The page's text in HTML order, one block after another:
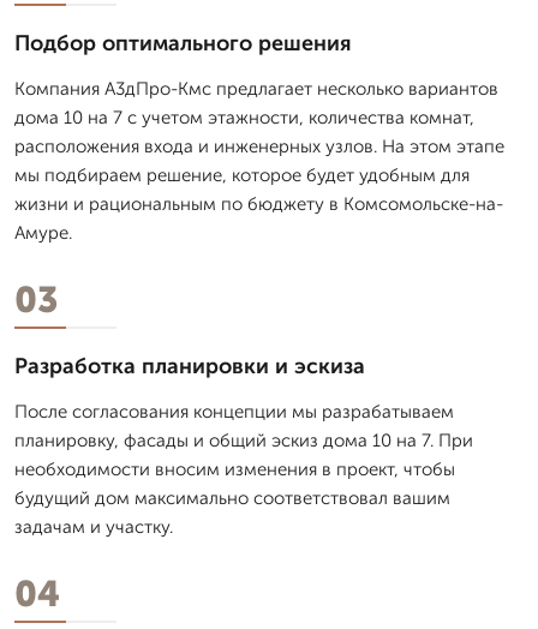
Подбор оптимального решения
Компания А3дПро-Кмс предлагает несколько вариантов
дома 10 на 7 с учетом этажности, количества комнат,
расположения входа и инженерных узлов. На этом этапе
мы подбираем решение, которое будет удобным для
жизни и рациональным по бюджету в Комсомольске-на-
Амуре.
03
Разработка планировки и эскиза
После согласования концепции мы разрабатываем
планировку, фасады и общий эскиз дома 10 на 7. При
необходимости вносим изменения в проект, чтобы
будущий дом максимально соответствовал вашим
задачам и участку.
04